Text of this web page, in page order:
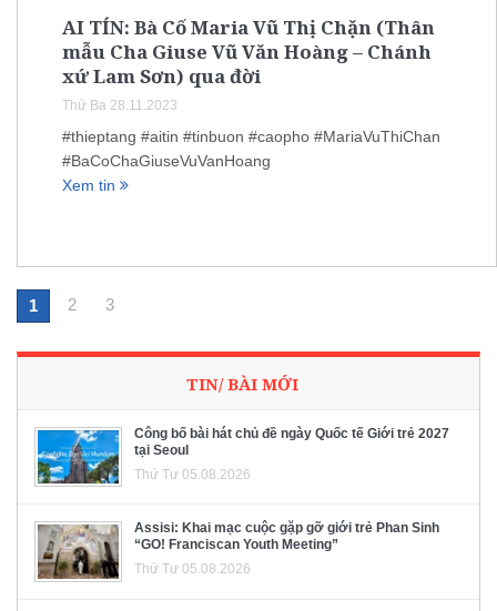
AI TÍN: Bà Cố Maria Vũ Thị Chặn (Thân
mẫu Cha Giuse Vũ Văn Hoàng – Chánh
xứ Lam Sơn) qua đời
Thứ Ba 28.11.2023
#thieptang #aitin #tinbuon #caopho #MariaVuThiChan
#BaCoChaGiuseVuVanHoang
Xem tin
1 2 3
TIN/ BÀI MỚI
Công bố bài hát chủ đề ngày Quốc tế Giới trẻ 2027
tại Seoul
Thứ Tư 05.08.2026
Assisi: Khai mạc cuộc gặp gỡ giới trẻ Phan Sinh
“GO! Franciscan Youth Meeting”
Thứ Tư 05.08.2026